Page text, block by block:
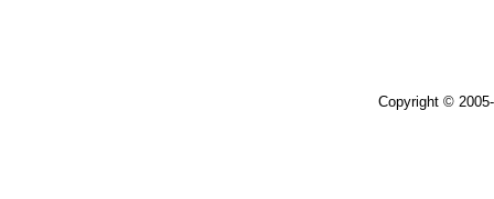
Copyright ©